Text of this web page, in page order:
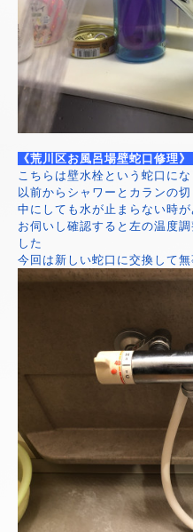
《荒川区お風呂場
こちらは壁水栓という蛇口にな
以前からシャワーとカランの
中にしても水が止まらない時
お伺いし確認すると左の温度
した
今回は新しい蛇口に交換して